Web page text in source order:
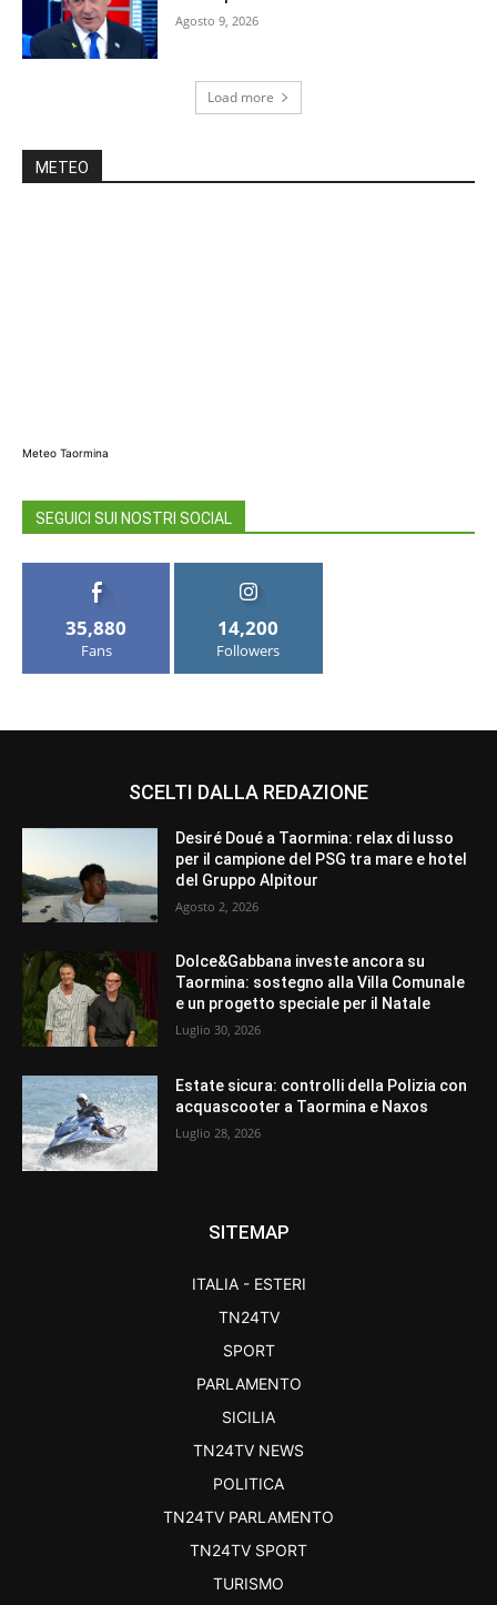
Agosto 9, 2026
Load more
METEO
Meteo Taormina
SEGUICI SUI NOSTRI SOCIAL
35,880
Fans
14,200
Followers
SCELTI DALLA REDAZIONE
Desiré Doué a Taormina: relax di lusso
per il campione del PSG tra mare e hotel
del Gruppo Alpitour
Agosto 2, 2026
Dolce&Gabbana investe ancora su
Taormina: sostegno alla Villa Comunale
e un progetto speciale per il Natale
Luglio 30, 2026
Estate sicura: controlli della Polizia con
acquascooter a Taormina e Naxos
Luglio 28, 2026
SITEMAP
ITALIA - ESTERI
TN24TV
SPORT
PARLAMENTO
SICILIA
TN24TV NEWS
POLITICA
TN24TV PARLAMENTO
TN24TV SPORT
TURISMO